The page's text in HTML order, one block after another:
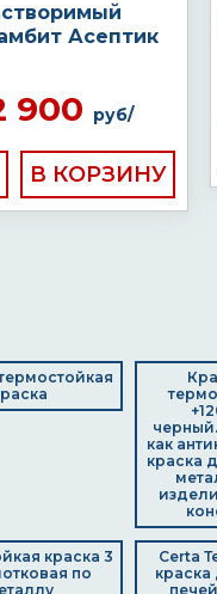
Асептик
900 руб/
как
краска
краска 3
по
Certa